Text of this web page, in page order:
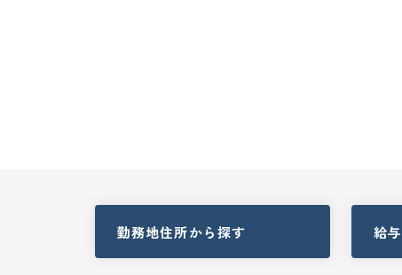
勤務地住所から探す 給与